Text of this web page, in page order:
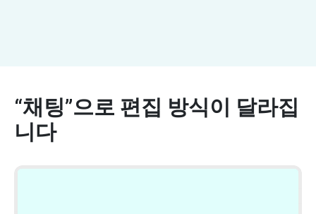
“채팅”으로 편집 방식이 달라집
니다